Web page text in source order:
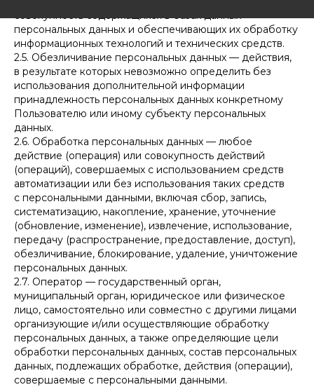
совокупность содержащихся в базах данных
персональных данных и обеспечивающих их обработку
информационных технологий и технических средств.
2.5. Обезличивание персональных данных — действия,
в результате которых невозможно определить без
использования дополнительной информации
принадлежность персональных данных конкретному
Пользователю или иному субъекту персональных
данных.
2.6. Обработка персональных данных — любое
действие (операция) или совокупность действий
(операций), совершаемых с использованием средств
автоматизации или без использования таких средств
с персональными данными, включая сбор, запись,
систематизацию, накопление, хранение, уточнение
(обновление, изменение), извлечение, использование,
передачу (распространение, предоставление, доступ),
обезличивание, блокирование, удаление, уничтожение
персональных данных.
2.7. Оператор — государственный орган,
муниципальный орган, юридическое или физическое
лицо, самостоятельно или совместно с другими лицами
организующие и/или осуществляющие обработку
персональных данных, а также определяющие цели
обработки персональных данных, состав персональных
данных, подлежащих обработке, действия (операции),
совершаемые с персональными данными.